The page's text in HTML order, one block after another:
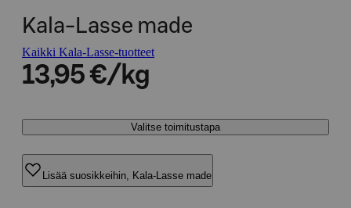
Kala-Lasse made
Kaikki Kala-Lasse-tuotteet
13,95 €/kg
Valitse toimitustapa
Lisää suosikkeihin, Kala-Lasse made